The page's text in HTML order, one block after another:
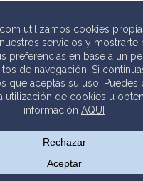
CONTRA INCENDIOS SL
|Política de privacidad.